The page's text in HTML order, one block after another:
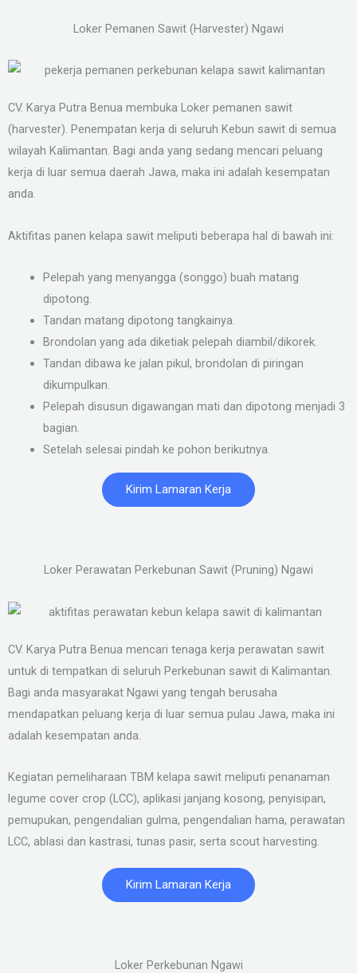
Loker Pemanen Sawit (Harvester) Ngawi
CV. Karya Putra Benua membuka Loker pemanen sawit
(harvester). Penempatan kerja di seluruh Kebun sawit di semua
wilayah Kalimantan. Bagi anda yang sedang mencari peluang
kerja di luar semua daerah Jawa, maka ini adalah kesempatan
anda.
Aktifitas panen kelapa sawit meliputi beberapa hal di bawah ini:
Pelepah yang menyangga (songgo) buah matang
dipotong.
Tandan matang dipotong tangkainya.
Brondolan yang ada diketiak pelepah diambil/dikorek.
Tandan dibawa ke jalan pikul, brondolan di piringan
dikumpulkan.
Pelepah disusun digawangan mati dan dipotong menjadi 3
bagian.
Setelah selesai pindah ke pohon berikutnya.
Kirim Lamaran Kerja
Loker Perawatan Perkebunan Sawit (Pruning) Ngawi
CV. Karya Putra Benua mencari tenaga kerja perawatan sawit
untuk di tempatkan di seluruh Perkebunan sawit di Kalimantan.
Bagi anda masyarakat Ngawi yang tengah berusaha
mendapatkan peluang kerja di luar semua pulau Jawa, maka ini
adalah kesempatan anda.
Kegiatan pemeliharaan TBM kelapa sawit meliputi penanaman
legume cover crop (LCC), aplikasi janjang kosong, penyisipan,
pemupukan, pengendalian gulma, pengendalian hama, perawatan
LCC, ablasi dan kastrasi, tunas pasir, serta scout harvesting.
Kirim Lamaran Kerja
Loker Perkebunan Ngawi